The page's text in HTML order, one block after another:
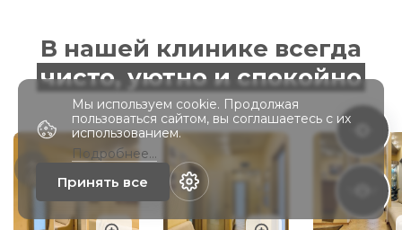
В нашей клинике всегда
чисто, уютно и спокойно
Мы используем cookie. Продолжая
пользоваться сайтом, вы соглашаетеcь с их
использованием.
Подробнее...
Принять все